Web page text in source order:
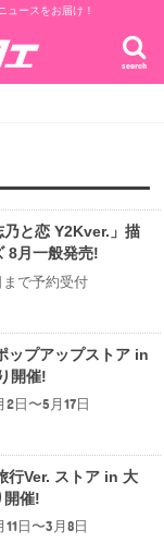
ュースをお届け！
search
と恋 Y2Kver.」描
8月一般発売!
まで予約受付
ップアップストア in
開催!
日〜5月17日
行Ver. ストア in 大
開催!
日〜3月8日